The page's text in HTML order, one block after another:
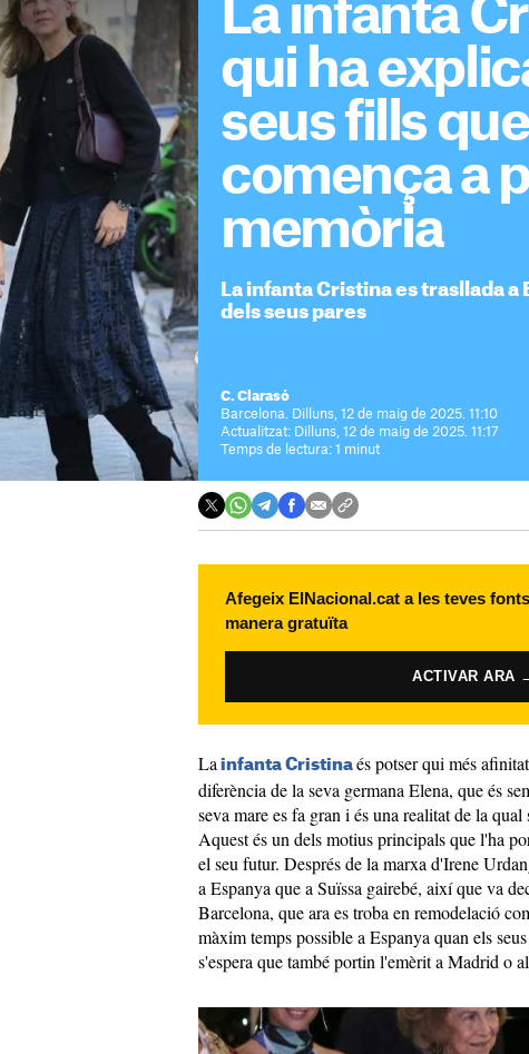
La infanta
qui ha
seus fills
comença a
memòria
La infanta Cristina es trasllada a
dels seus pares
C. Clarasó
Barcelona. Dilluns, 12 de maig de 2025. 11:10
Actualitzat: Dilluns, 12 de maig de 2025. 11:17
Temps de lectura: 1 minut
Afegeix ElNacional.cat a les teves
manera gratuïta
ACTIVAR ARA
La infanta Cristina és potser qui més
diferència de la seva germana Elena, que és
seva mare es fa gran i és una realitat de la
Aquest és un dels motius principals que l'ha
el seu futur. Després de la marxa d'Irene
a Espanya que a Suïssa gairebé, així que va
Barcelona, que ara es troba en remodelació
màxim temps possible a Espanya quan els
s'espera que també portin l'emèrit a Madrid o